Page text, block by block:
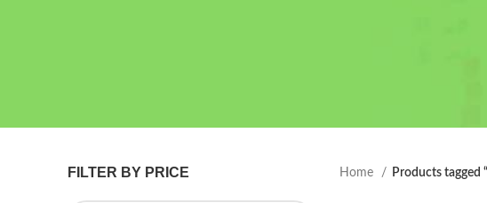
FILTER BY PRICE Home Products tagged